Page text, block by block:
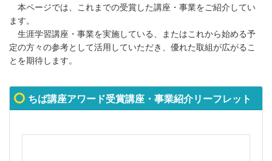
本ページでは、これまでの受賞した講座・事業をご紹介してい
ます。
生涯学習講座・事業を実施している、またはこれから始める予
定の方々の参考として活用していただき、優れた取組が広がるこ
とを期待します。
ちば講座アワード受賞講座・事業紹介リーフレット